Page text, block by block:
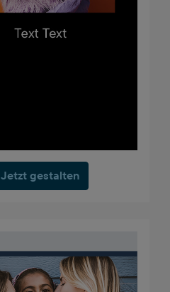
Jetzt gestalten